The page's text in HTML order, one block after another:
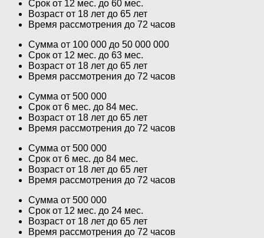
Срок от 12 мес. до 60 мес.
Возраст от 18 лет до 65 лет
Время рассмотрения до 72 часов
Сумма от 100 000 до 50 000 000
Срок от 12 мес. до 63 мес.
Возраст от 18 лет до 65 лет
Время рассмотрения до 72 часов
Сумма от 500 000
Срок от 6 мес. до 84 мес.
Возраст от 18 лет до 65 лет
Время рассмотрения до 72 часов
Сумма от 500 000
Срок от 6 мес. до 84 мес.
Возраст от 18 лет до 65 лет
Время рассмотрения до 72 часов
Сумма от 500 000
Срок от 12 мес. до 24 мес.
Возраст от 18 лет до 65 лет
Время рассмотрения до 72 часов